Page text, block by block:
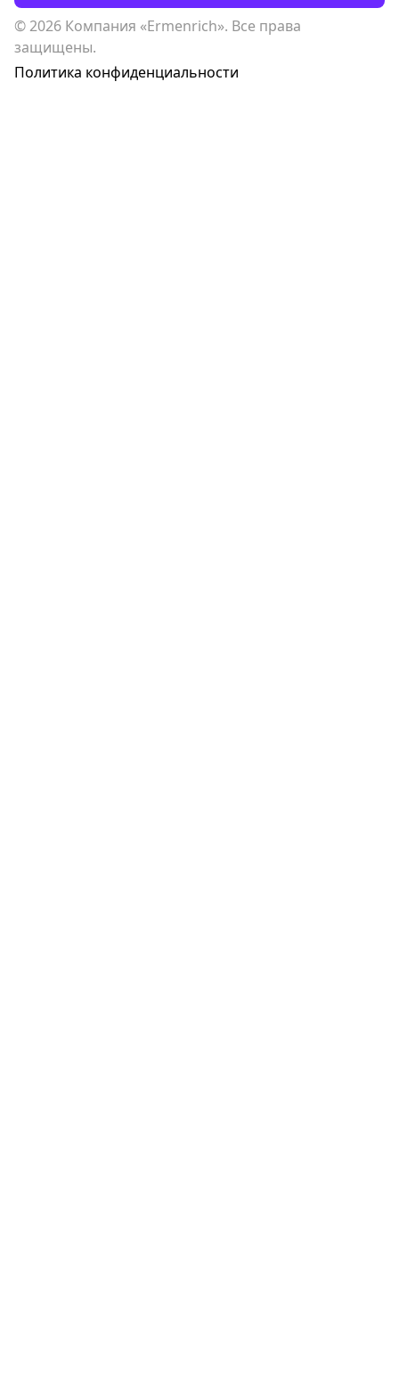
© 2026 Компания «Ermenrich». Все права
защищены.
Политика конфиденциальности